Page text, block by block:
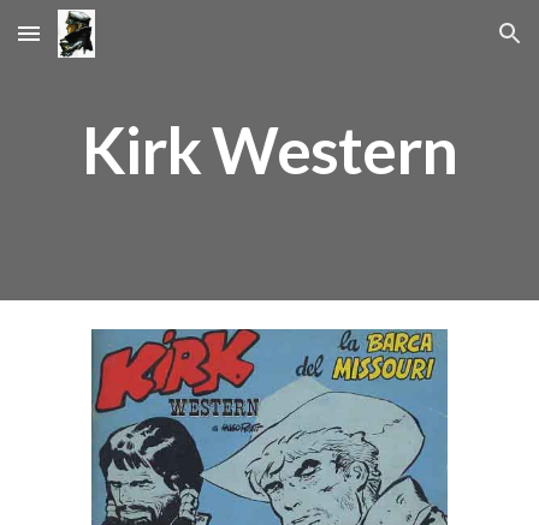
Skip to main content Skip to navigation
Kirk Western